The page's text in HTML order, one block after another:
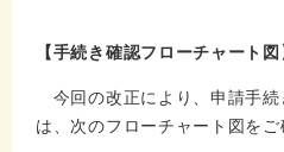
【手続き確認フローチャート図
今回の改正により、申請手続
は、次のフローチャート図をご